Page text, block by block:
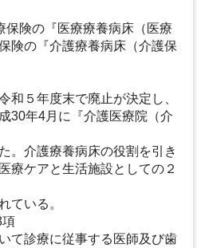
保険の『医療療養病床（医療
険の『介護療養病床（介護保
５年度末で廃止が決定し、
30年4月に『介護医療院（介
。介護療養病床の役割を引き
療ケアと生活施設としての２
ている。
項
て診療に従事する医師及び歯